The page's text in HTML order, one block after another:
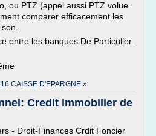
ou PTZ (appel aussi PTZ volue
comparer efficacement les
entre les banques De Particulier.
CAISSE D'EPARGNE »
Credit immobilier de
- Droit-Finances Crdit Foncier